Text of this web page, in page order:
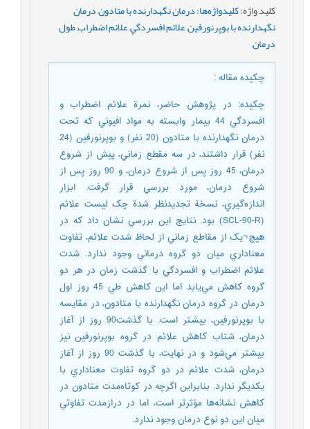
کلید واژه:كليدواژه‌ها: درمان نگهدارنده با متادون,درمان
نگهدارنده با بوپرنورفين,علائم افسردگي,علائم اضطراب,طول
درمان,
چکیده مقاله:
چكيده: در پژوهش حاضر، نمرة علائم اضطراب و
افسردگي 44 بيمار وابسته به مواد افيوني که تحت
درمان نگهدارنده با متادون (20 نفر) و بوپرنورفين (24
نفر) قرار داشتند، در سه مقطع زماني، پیش از شروع
درمان، 45 روز پس از شروع درمان، و 90 روز پس از
شروع درمان، مورد بررسي قرار گرفت. ابزار
اندازه‌گيري، نسخة تجديدنظر شدة چک ليست علائم
(SCL-90-R) بود. نتايج اين بررسي نشان داد که در
هيچ¬يک از مقاطع زماني از لحاظ شدت علائم، تفاوت
معناداري ميان دو گروه درماني وجود ندارد. شدت
علائم اضطراب و افسردگي با گذشت زمان در هر دو
گروه کاهش مي‌يابد اما اين کاهش طي 45 روز اول
درمان در گروه درمان نگهدارنده با متادون، در مقايسه
با بوپرنورفين، بيشتر است. با گذشت90 روز از آغاز
درمان، شتاب کاهش علائم در گروه بوپرنورفين نيز
بيشتر مي‌شود و در نهايت، با گذشت 90 روز از آغاز
درمان، شدت علائم در دو گروه تفاوت معناداري با
يکديگر ندارد. بنابراین اگرچه در کوتاه‌مدت متادون در
کاهش نشانه‌ها مؤثرتر است، اما در درازمدت تفاوتي
ميان اين دو نوع درمان وجود ندارد.